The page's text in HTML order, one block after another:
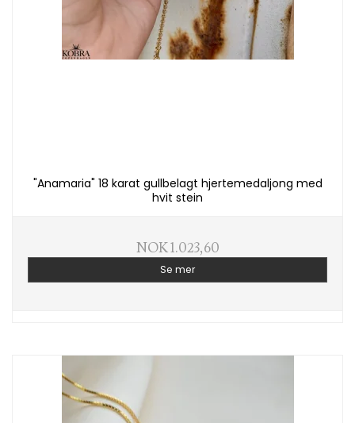
"Anamaria" 18 karat gullbelagt hjertemedaljong med
hvit stein
NOK 1.023,60
Se mer